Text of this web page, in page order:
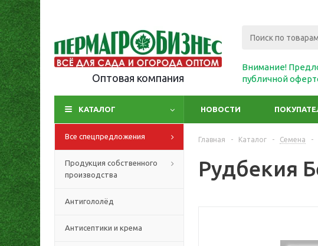
Оптовая компания
Внимание!
публичной
КАТАЛОГ НОВОСТИ
Все спецпредложения
Продукция собственного
производства
Антигололёд
Антисептики и крема
Главная - Каталог - Семена -
Рудбекия